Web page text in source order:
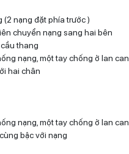
nạng đặt phía trước )
chuyển nạng sang hai bên
thang
nạng, một tay chống ở lan can
hai chân
nạng, một tay chống ở lan can
bậc với nạng